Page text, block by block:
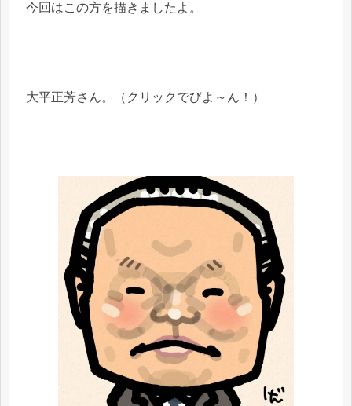
今回はこの方を描きましたよ。
大平正芳さん。（クリックでびよ～ん！）